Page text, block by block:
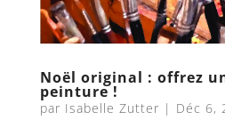
Noël original : offrez
peinture !
par Isabelle Zutter | Déc 6,